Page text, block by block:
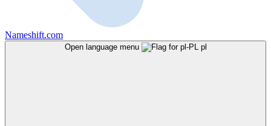
Nameshift.com
Open language menu pl